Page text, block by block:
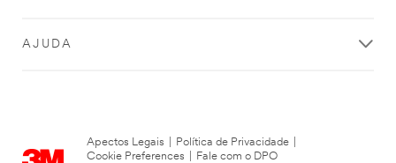
AJUDA
Apectos Legais Política de Privacidade
Cookie Preferences
Fale com o DPO